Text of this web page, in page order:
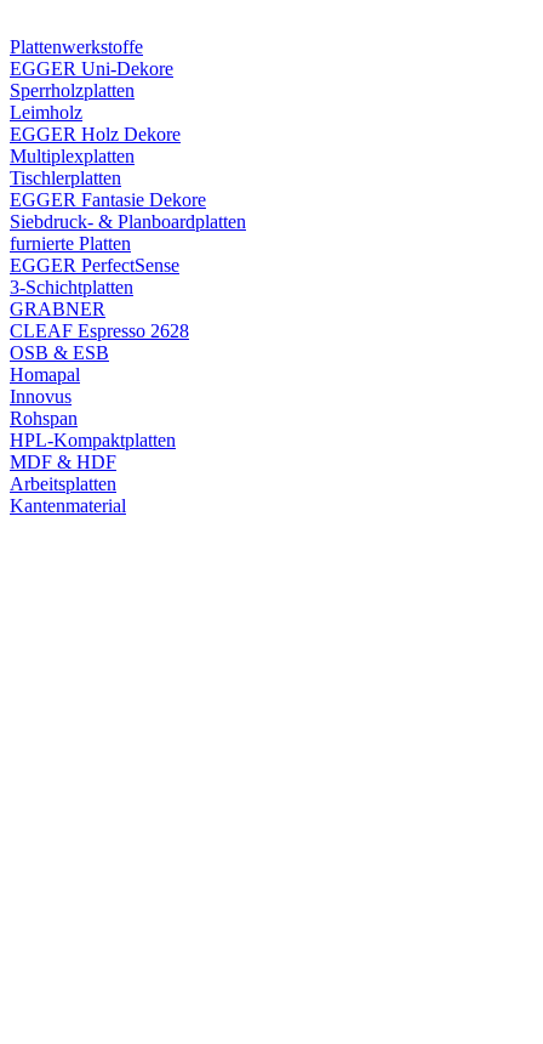
Plattenwerkstoffe
EGGER Uni-Dekore
Sperrholzplatten
Leimholz
EGGER Holz Dekore
Multiplexplatten
Tischlerplatten
EGGER Fantasie Dekore
Siebdruck- & Planboardplatten
furnierte Platten
EGGER PerfectSense
3-Schichtplatten
GRABNER
CLEAF Espresso 2628
OSB & ESB
Homapal
Innovus
Rohspan
HPL-Kompaktplatten
MDF & HDF
Arbeitsplatten
Kantenmaterial